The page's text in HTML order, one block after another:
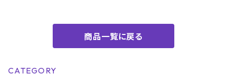
商品一覧に戻る
CATEGORY